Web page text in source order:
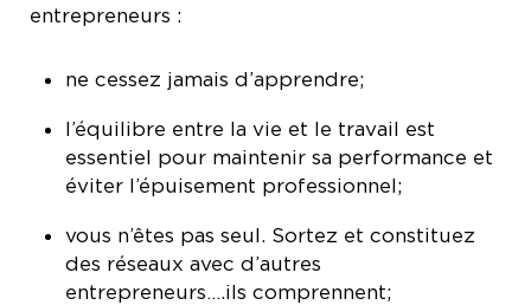
entrepreneurs :
ne cessez jamais d’apprendre;
l’équilibre entre la vie et le travail est
essentiel pour maintenir sa performance et
éviter l’épuisement professionnel;
vous n’êtes pas seul. Sortez et constituez
des réseaux avec d’autres
entrepreneurs….ils comprennent;